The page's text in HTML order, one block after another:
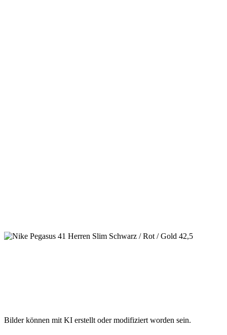
Bilder können mit KI erstellt oder modifiziert worden sein.